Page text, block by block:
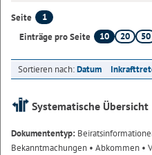
Seite
1
Einträge pro Seite
10 20 50
Sortieren nach:Datum
Systematische Übersicht
Dokumententyp:
Bekanntmachungen • Abkommen •